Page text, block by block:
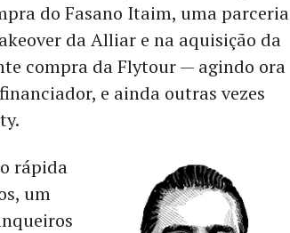
do Fasano Itaim, uma parceria
da Alliar e na aquisição da
compra da Flytour — agindo ora
e ainda outras vezes
rápida
um